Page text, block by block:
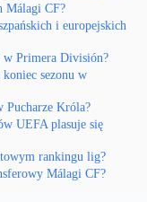
Málagi CF?
i europejskich
w Primera División?
sezonu w
Pucharze Króla?
UEFA plasuje się
rankingu lig?
Málagi CF?